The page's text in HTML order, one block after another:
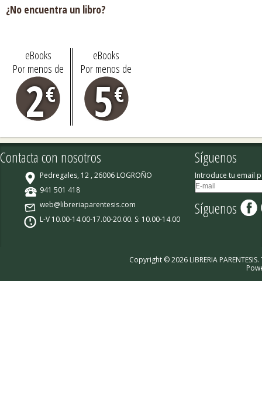
¿No encuentra un libro?
eBooks
Por menos de
2€
eBooks
Por menos de
5€
Contacta con nosotros
Pedregales, 12 , 26006 LOGROÑO
941 501 418
web@libreriaparentesis.com
L-V 10.00-14.00-17.00-20.00. S: 10.00-14.00
Síguenos
Introduce tu email
Síguenos
Copyright © 2026 LIBRERIA